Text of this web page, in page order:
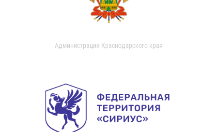
Администрация Краснодарского края